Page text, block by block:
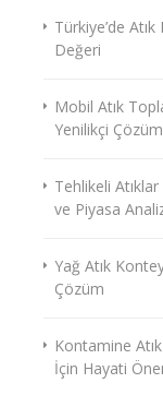
Türkiye’de
Değeri
Mobil Atık
Yenilikçi Çözüm
Tehlikeli
ve Piyasa
Yağ Atık
Çözüm
Kontamine
İçin Hayati